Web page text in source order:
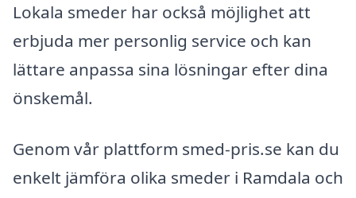
Lokala smeder har också möjlighet att
erbjuda mer personlig service och kan
lättare anpassa sina lösningar efter dina
önskemål.
Genom vår plattform smed-pris.se kan du
enkelt jämföra olika smeder i Ramdala och